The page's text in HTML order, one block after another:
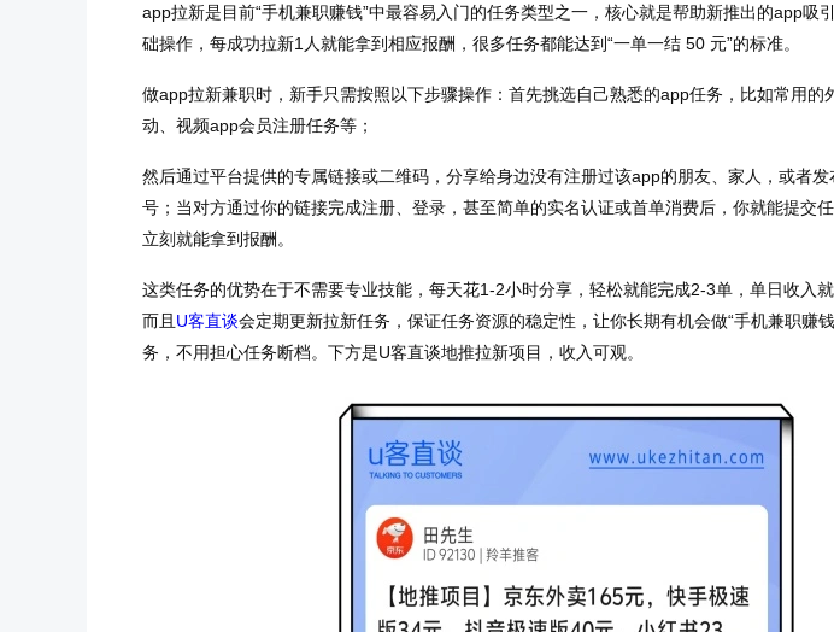
app拉新是目前“手机兼职赚钱”中最容易入门的任务类型之一，核心就是帮助新推出的app吸
础操作，每成功拉新1人就能拿到相应报酬，很多任务都能达到“一单一结 50 元”的标准。
做app拉新兼职时，新手只需按照以下步骤操作：首先挑选自己熟悉的app任务，比如常用的
动、视频app会员注册任务等；
然后通过平台提供的专属链接或二维码，分享给身边没有注册过该app的朋友、家人，或者
号；当对方通过你的链接完成注册、登录，甚至简单的实名认证或首单消费后，你就能提交
立刻就能拿到报酬。
这类任务的优势在于不需要专业技能，每天花1-2小时分享，轻松就能完成2-3单，单日收入就
而且 U客直谈会定期更新拉新任务，保证任务资源的稳定性，让你长期有机会做“手机兼职赚
务，不用担心任务断档。下方是U客直谈地推拉新项目，收入可观。